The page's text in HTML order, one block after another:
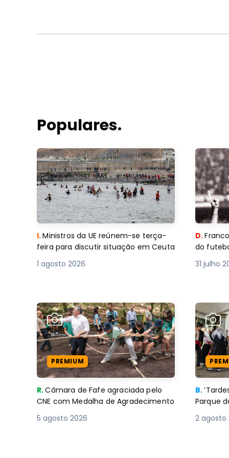
Populares.
I.Ministros da UE reúnem-se terça-
feira para discutir situação em Ceuta
1 agosto 2026
D.
do
31 julho
PREMIUM
R.Câmara de Fafe agraciada pelo
CNE com Medalha de Agradecimento
5 agosto 2026
B.
Parque
2 agosto